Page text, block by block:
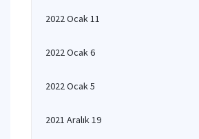
2022 Ocak 11
2022 Ocak 6
2022 Ocak 5
2021 Aralık 19